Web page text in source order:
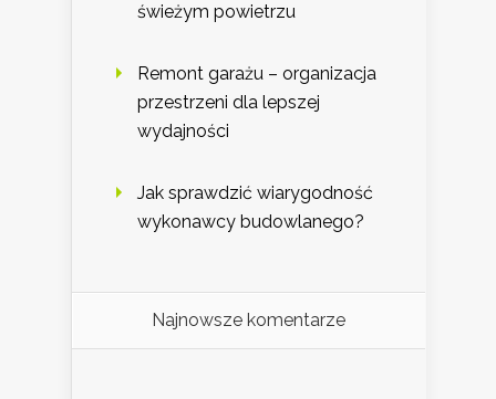
świeżym powietrzu
Remont garażu – organizacja
przestrzeni dla lepszej
wydajności
Jak sprawdzić wiarygodność
wykonawcy budowlanego?
Najnowsze komentarze